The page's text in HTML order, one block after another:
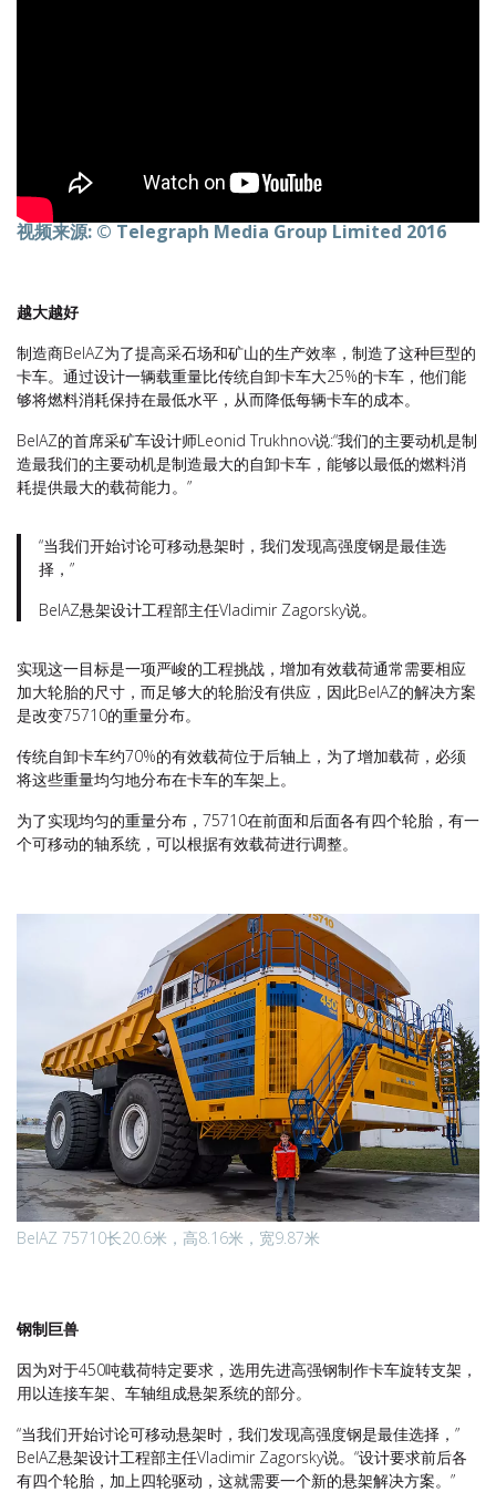
视频来源: © Telegraph Media Group Limited 2016
越大越好
制造商BelAZ为了提高采石场和矿山的生产效率，制造了这种巨型的
卡车。通过设计一辆载重量比传统自卸卡车大25%的卡车，他们能
够将燃料消耗保持在最低水平，从而降低每辆卡车的成本。
BelAZ的首席采矿车设计师Leonid Trukhnov说:“我们的主要动机是制
造最我们的主要动机是制造最大的自卸卡车，能够以最低的燃料消
耗提供最大的载荷能力。”
“当我们开始讨论可移动悬架时，我们发现高强度钢是最佳选
择，”
BelAZ悬架设计工程部主任Vladimir Zagorsky说。
实现这一目标是一项严峻的工程挑战，增加有效载荷通常需要相应
加大轮胎的尺寸，而足够大的轮胎没有供应，因此BelAZ的解决方案
是改变75710的重量分布。
传统自卸卡车约70%的有效载荷位于后轴上，为了增加载荷，必须
将这些重量均匀地分布在卡车的车架上。
为了实现均匀的重量分布，75710在前面和后面各有四个轮胎，有一
个可移动的轴系统，可以根据有效载荷进行调整。
BelAZ 75710长20.6米，高8.16米，宽9.87米
钢制巨兽
因为对于450吨载荷特定要求，选用先进高强钢制作卡车旋转支架，
用以连接车架、车轴组成悬架系统的部分。
“当我们开始讨论可移动悬架时，我们发现高强度钢是最佳选择，”
BelAZ悬架设计工程部主任Vladimir Zagorsky说。“设计要求前后各
有四个轮胎，加上四轮驱动，这就需要一个新的悬架解决方案。”